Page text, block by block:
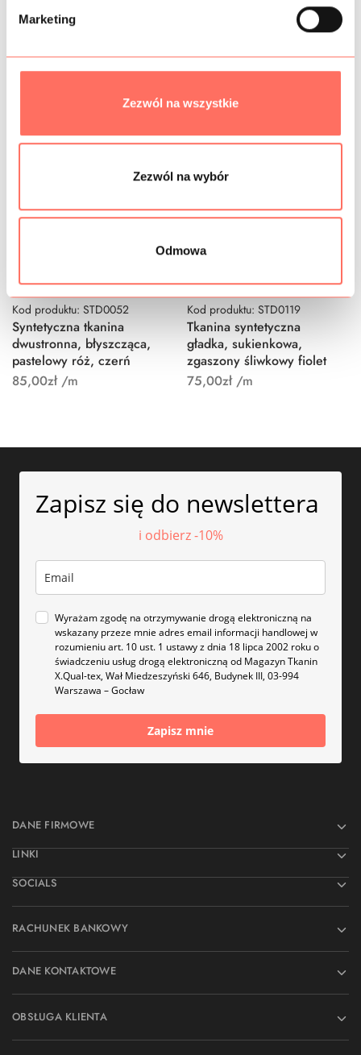
Marketing
Zezwól na wszystkie
Zezwól na wybór
Odmowa
Podobne produkty
Kod produktu: STD0052
Syntetyczna tkanina
dwustronna, błyszcząca,
pastelowy róż, czerń
85,00zł/m
Kod produktu: STD0119
Tkanina syntetyczna
gładka, sukienkowa,
zgaszony śliwkowy fiolet
75,00zł/m
Zapisz się do newslettera
i odbierz -10%
Wyrażam zgodę na otrzymywanie drogą elektroniczną na
wskazany przeze mnie adres email informacji handlowej w
rozumieniu art. 10 ust. 1 ustawy z dnia 18 lipca 2002 roku o
świadczeniu usług drogą elektroniczną od Magazyn Tkanin
X.Qual-tex, Wał Miedzeszyński 646, Budynek III, 03-994
Warszawa – Gocław
Zapisz mnie
DANE FIRMOWE
LINKI
SOCIALS
RACHUNEK BANKOWY
DANE KONTAKTOWE
OBSŁUGA KLIENTA